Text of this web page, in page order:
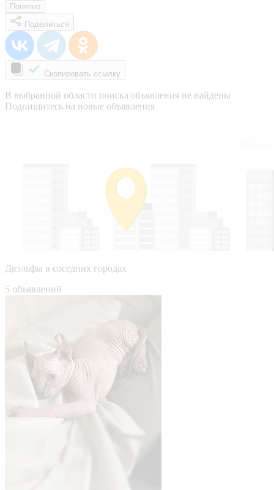
Понятно
Поделиться
Скопировать ссылку
В выбранной области поиска объявления не найдены
Подпишитесь на новые объявления
Двэльфы в соседних городах
5 объявлений